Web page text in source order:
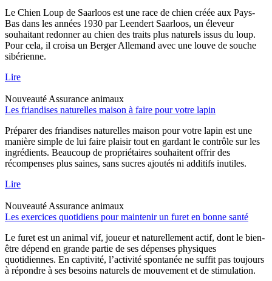
Le Chien Loup de Saarloos est une race de chien créée aux Pays-
Bas dans les années 1930 par Leendert Saarloos, un éleveur
souhaitant redonner au chien des traits plus naturels issus du loup.
Pour cela, il croisa un Berger Allemand avec une louve de souche
sibérienne.
Lire
Nouveauté Assurance animaux
Les friandises naturelles maison à faire pour votre lapin
Préparer des friandises naturelles maison pour votre lapin est une
manière simple de lui faire plaisir tout en gardant le contrôle sur les
ingrédients. Beaucoup de propriétaires souhaitent offrir des
récompenses plus saines, sans sucres ajoutés ni additifs inutiles.
Lire
Nouveauté Assurance animaux
Les exercices quotidiens pour maintenir un furet en bonne santé
Le furet est un animal vif, joueur et naturellement actif, dont le bien-
être dépend en grande partie de ses dépenses physiques
quotidiennes. En captivité, l’activité spontanée ne suffit pas toujours
à répondre à ses besoins naturels de mouvement et de stimulation.